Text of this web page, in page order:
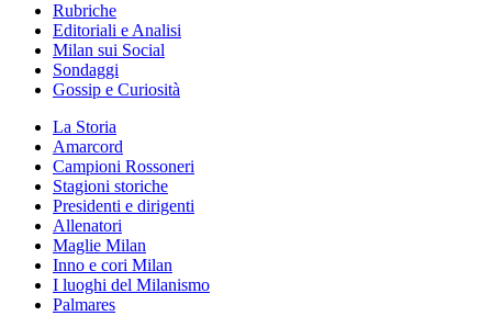
Rubriche
Editoriali e Analisi
Milan sui Social
Sondaggi
Gossip e Curiosità
La Storia
Amarcord
Campioni Rossoneri
Stagioni storiche
Presidenti e dirigenti
Allenatori
Maglie Milan
Inno e cori Milan
I luoghi del Milanismo
Palmares